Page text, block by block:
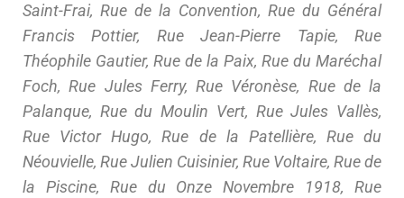
Saint-Frai, Rue de la Convention, Rue du Général
Francis Pottier, Rue Jean-Pierre Tapie, Rue
Théophile Gautier, Rue de la Paix, Rue du Maréchal
Foch, Rue Jules Ferry, Rue Véronèse, Rue de la
Palanque, Rue du Moulin Vert, Rue Jules Vallès,
Rue Victor Hugo, Rue de la Patellière, Rue du
Néouvielle, Rue Julien Cuisinier, Rue Voltaire, Rue de
la Piscine, Rue du Onze Novembre 1918, Rue